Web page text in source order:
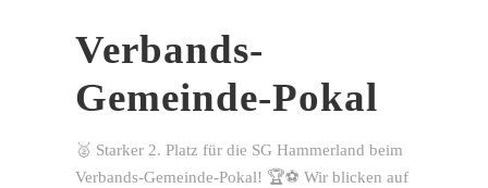
Verbands-
Gemeinde-Pokal
🥈 Starker 2. Platz für die SG Hammerland beim
Verbands-Gemeinde-Pokal! 🏆⚽ Wir blicken auf